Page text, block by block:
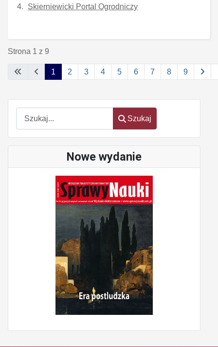
Szukaj
Szukaj
Nowe wydanie
Skierniewicki Portal Ogrodniczy
Strona 1 z 9
1 2 3 4 5 6 7 8 9